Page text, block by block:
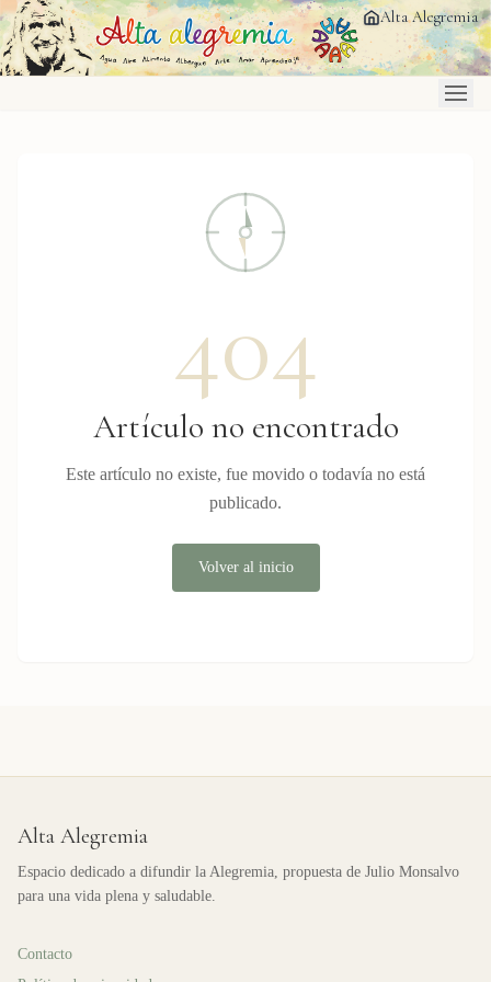
Saltar al contenido principal Alta Alegremia
404
Artículo no encontrado
Este artículo no existe, fue movido o todavía no está
publicado.
Volver al inicio
Alta Alegremia
Espacio dedicado a difundir la Alegremia, propuesta de Julio Monsalvo
para una vida plena y saludable.
Contacto